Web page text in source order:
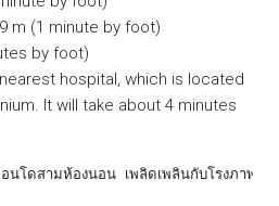
m (1 minute by foot)
by foot)
hospital, which is located
It will take about 4 minutes
นโดสามห้องนอน เพลิดเพลินกับโรงภาพย